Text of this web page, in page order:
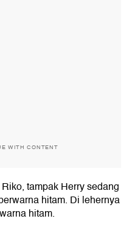
WITH CONTENT
tampak Herry sedang
hitam. Di lehernya
hitam.